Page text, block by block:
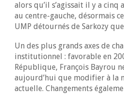
alors qu’il s’agissait il y a cinq
au centre-gauche, désormais
UMP détournés de Sarkozy
Un des plus grands axes de
institutionnel : favorable en
République, François Bayrou
aujourd’hui que modifier à la
actuelle. Changements